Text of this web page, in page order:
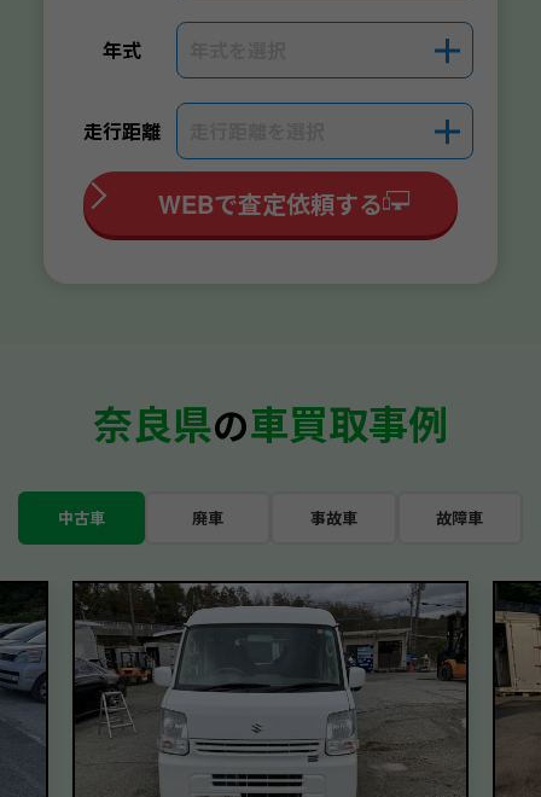
年式 ＋
走行距離 ＋
WEBで査定依頼する
奈良県の車買取事例
中古車 廃車 事故車 故障車